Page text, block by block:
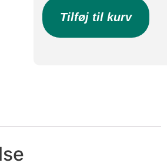
Tilføj til kurv